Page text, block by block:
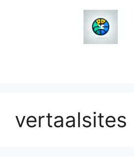
vertaalsites